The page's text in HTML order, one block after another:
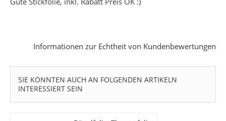
Informationen zur Echtheit von Kundenbewertungen
SIE KÖNNTEN AUCH AN FOLGENDEN ARTIKELN
INTERESSIERT SEIN